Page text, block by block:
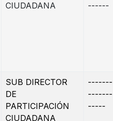
CIUDADANA
------
SUB DIRECTOR
DE
PARTICIPACIÓN
CIUDADANA
-------
-------
-----